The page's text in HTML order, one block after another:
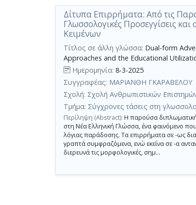
αποτέλεσμα
,
σύνολο
σελίδων
1.
Εφαρμοζόμενα
κριτήρια
αναζήτησης:
σχολικές
Ακύρωση
των
κριτηρίων
αναζήτησης
Περιορισμός
αποτελεσμάτων
τη
τα
αποτελέσματα
αναζήτησης:
Δίτυπα Επιρρήματα: Από τις
Γλωσσολογικές Προσεγγίσεις
Κειμένων
Τίτλος σε άλλη γλώσσα: Dual-form
Approaches and the Educational
Ημερομηνία: 8-3-2025
Συγγραφέας: ΜΑΡΙΑΝΘΗ ΓΚΑΡΑΒΕΛΟΥ
Σχολή: Σχολή Ανθρωπιστικών
Τμήμα: Σύγχρονες τάσεις στη
Περίληψη (Abstract): Η παρούσα διπλωματική
στη Νέα Ελληνική Γλώσσα, ένα φαινόμενο
λόγιας παράδοσης. Τα επιρρήματα σε -ως
γραπτά συμφραζόμενα, ενώ εκείνα σε -α
διερευνά τις μορφολογικές, σημ...